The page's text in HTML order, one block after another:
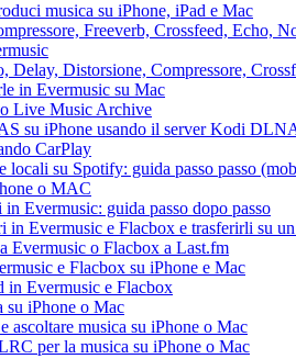
musica su iPhone, iPad e Mac
Freeverb, Crossfeed, Echo,
Distorsione, Compressore,
in Evermusic su Mac
Live Music Archive
su iPhone usando il server Kodi
CarPlay
su Spotify: guida passo passo
o MAC
Evermusic: guida passo dopo passo
Evermusic e Flacbox e trasferirli su
Evermusic o Flacbox a Last.fm
e Flacbox su iPhone e Mac
in Evermusic e Flacbox
su iPhone o Mac
musica su iPhone o Mac
per la musica su iPhone o Mac